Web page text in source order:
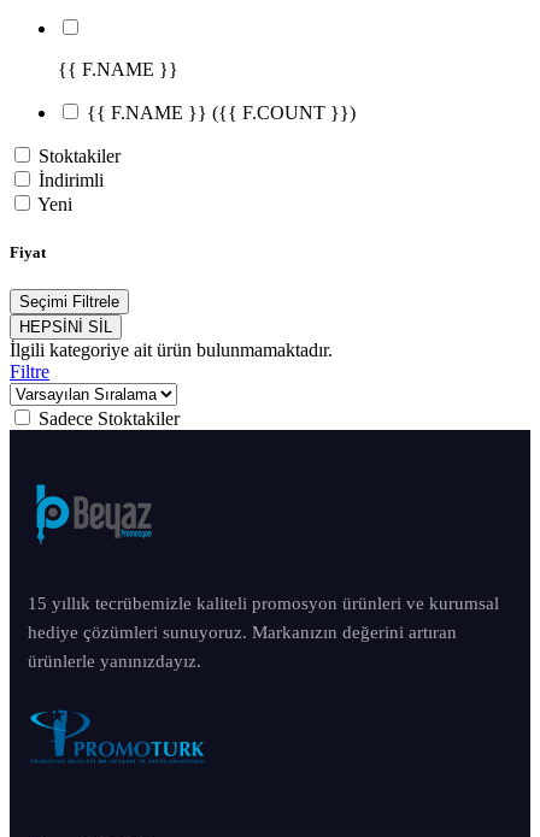
{{ F.NAME }}
{{ F.NAME }} ({{ F.COUNT }})
Stoktakiler
İndirimli
Yeni
Fiyat
Seçimi Filtrele
HEPSİNİ SİL
İlgili kategoriye ait ürün bulunmamaktadır.
Filtre
Sadece Stoktakiler
15 yıllık tecrübemizle kaliteli promosyon ürünleri ve kurumsal
hediye çözümleri sunuyoruz. Markanızın değerini artıran
ürünlerle yanınızdayız.